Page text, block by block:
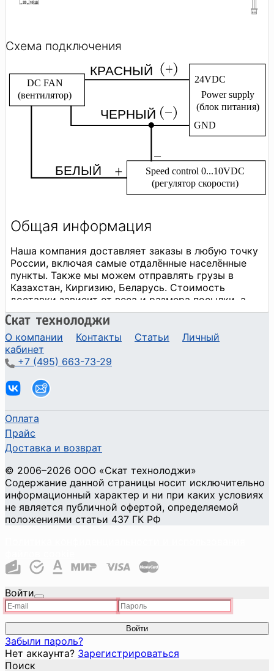
Схема подключения
О компании Контакты Статьи
Личный
кабинет
+7 (495) 663-73-29
Оплата
Прайс
Доставка и возврат
© 2006–2026 ООО «Скат технолоджи»
Содержание данной страницы носит исключительно
информационный характер и ни при каких условиях
не является публичной офертой, определяемой
положениями статьи 437 ГК РФ
Войти
Войти
Забыли пароль?
Нет аккаунта? Зарегистрироваться
Поиск